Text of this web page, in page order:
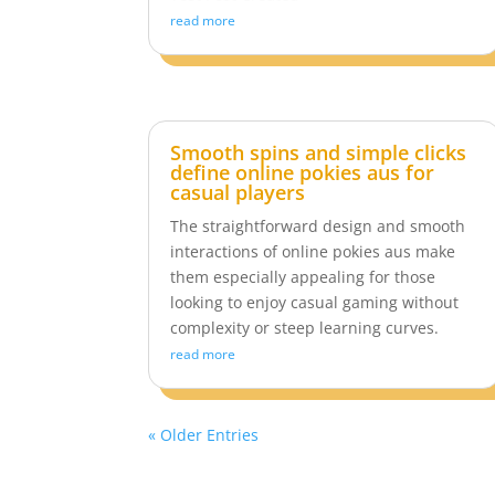
read more
Smooth spins and simple clicks
define online pokies aus for
casual players
The straightforward design and smooth
interactions of online pokies aus make
them especially appealing for those
looking to enjoy casual gaming without
complexity or steep learning curves.
read more
« Older Entries